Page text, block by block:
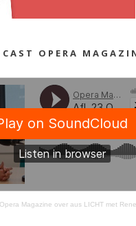
OPERA
Magazine over aus LICHT met